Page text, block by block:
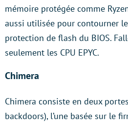
mémoire protégée comme
aussi utilisée pour contourner
protection de flash du BIOS.
seulement les CPU EPYC.
Chimera
Chimera consiste en deux
backdoors), l’une basée sur le